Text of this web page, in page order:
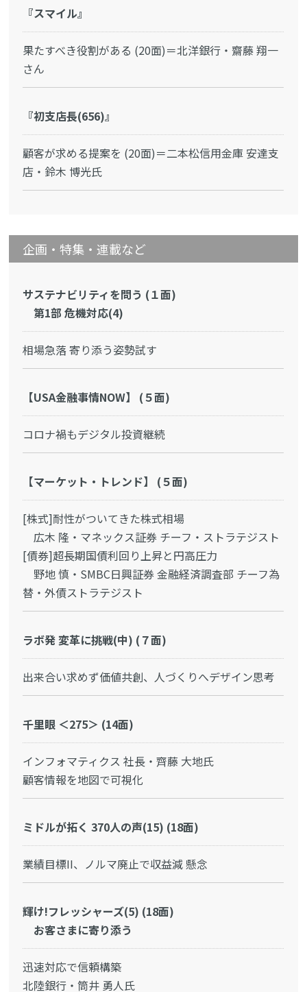
『スマイル』
果たすべき役割がある (20面)＝北洋銀行・齋藤 翔一
さん
『初支店長(656)』
顧客が求める提案を (20面)＝二本松信用金庫 安達支
店・鈴木 博光氏
企画・特集・連載など
サステナビリティを問う (１面)
第1部 危機対応(4)
相場急落 寄り添う姿勢試す
【USA金融事情NOW】 (５面)
コロナ禍もデジタル投資継続
【マーケット・トレンド】 (５面)
[株式]耐性がついてきた株式相場
広木 隆・マネックス証券 チーフ・ストラテジスト
[債券]超長期国債利回り上昇と円高圧力
野地 慎・SMBC日興証券 金融経済調査部 チーフ為
替・外債ストラテジスト
ラボ発 変革に挑戦(中) (７面)
出来合い求めず価値共創、人づくりへデザイン思考
千里眼 ＜275＞ (14面)
インフォマティクス 社長・齊藤 大地氏
顧客情報を地図で可視化
ミドルが拓く 370人の声(15) (18面)
業績目標II、ノルマ廃止で収益減 懸念
輝け!フレッシャーズ(5) (18面)
お客さまに寄り添う
迅速対応で信頼構築
北陸銀行・筒井 勇人氏